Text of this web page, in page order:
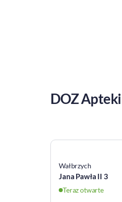
DOZ
Wałbrzych
Jana Pawła II 3
Teraz otwarte